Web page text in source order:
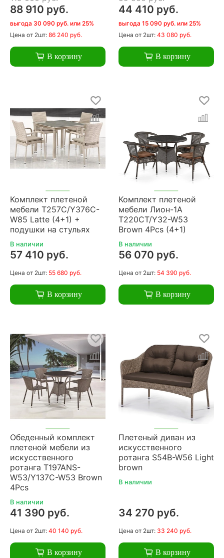
88 910 руб.
выгода 30 090 руб. или 25%
Цена от 2шт: 86 240 руб.
В корзину
44 410 руб.
выгода 15 090 руб. или 25%
Цена от 2шт: 43 080 руб.
В корзину
Комплект плетеной
мебели T257C/Y376C-
W85 Latte (4+1) +
подушки на стульях
В наличии
57 410 руб.
Цена от 2шт: 55 680 руб.
В корзину
Комплект плетеной
мебели Лион-1A
T220CT/Y32-W53
Brown 4Pcs (4+1)
В наличии
56 070 руб.
Цена от 2шт: 54 390 руб.
В корзину
Обеденный комплект
плетеной мебели из
искусственного
ротанга T197ANS-
W53/Y137C-W53 Brown
4Pcs
В наличии
41 390 руб.
Цена от 2шт: 40 140 руб.
В корзину
Плетеный диван из
искусственного
ротанга S54B-W56 Light
brown
В наличии
34 270 руб.
Цена от 2шт: 33 240 руб.
В корзину